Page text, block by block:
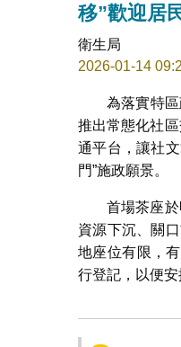
移”歡迎居
衛生局
2026-01-14
為落實特
推出常態化社
通平台，讓社
門”施政願景。
首場茶座
資源下沉、關
地座位有限，
行登記，以便安